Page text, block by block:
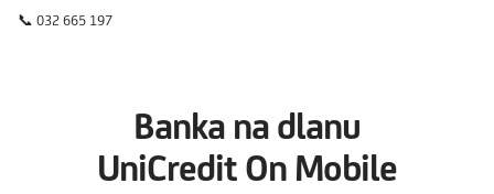
📞 032 665 197
Banka na dlanu
UniCredit On Mobile